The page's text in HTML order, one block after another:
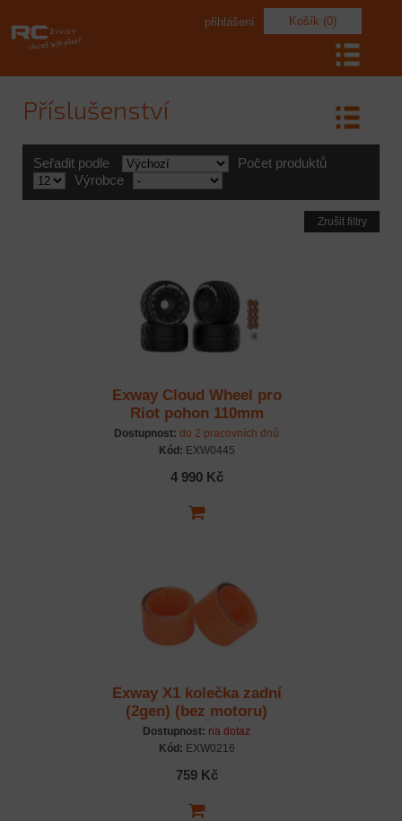
Košík (0)
přihlášení
Příslušenství
Seřadit podle
Počet produktů
Výrobce
Zrušit filtry
Exway Cloud Wheel pro
Riot pohon 110mm
(černá, 4ks)
Dostupnost: do 2 pracovních dnů
Kód: EXW0445
4 990 Kč
Exway X1 kolečka zadní
(2gen) (bez motoru)
85mm ORANŽOVÁ - pár
Dostupnost: na dotaz
Kód: EXW0216
759 Kč